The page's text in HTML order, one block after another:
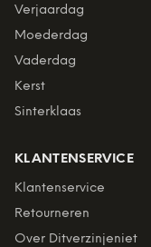
Verjaardag
Moederdag
Vaderdag
Kerst
Sinterklaas
KLANTENSERVICE
Klantenservice
Retourneren
Over Ditverzinjeniet